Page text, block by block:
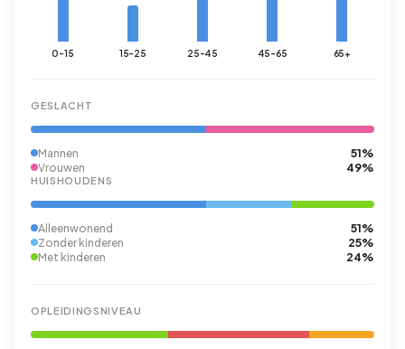
0-15 15-25 25-45 45-65 65+
GESLACHT
Mannen 51%
Vrouwen 49%
HUISHOUDENS
Alleenwonend 51%
Zonder kinderen 25%
Met kinderen 24%
OPLEIDINGSNIVEAU